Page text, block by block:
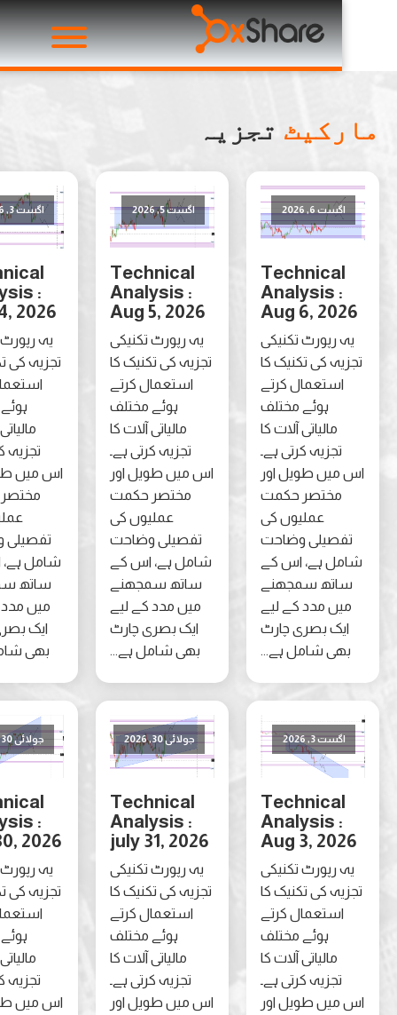
تجزیہ
Analysis :
Aug 6,
رپورٹ تکنیکی
کی تکنیک کا
کرتے
ہوئے مختلف
مالیاتی آلات کا
تجزیہ کرتی ہے۔
طویل اور
مختصر حکمت
عملیوں کی
وضاحت
ہے، اس کے
سمجھنے
مدد کے لیے
بصری چارٹ
شامل ہے...
Technical
Analysis :
Aug 5, 2026
یہ رپورٹ تکنیکی
تجزیہ کی تکنیک کا
استعمال کرتے
ہوئے مختلف
مالیاتی آلات کا
تجزیہ کرتی ہے۔
اس میں طویل اور
مختصر حکمت
عملیوں کی
تفصیلی وضاحت
شامل ہے، اس کے
ساتھ سمجھنے
میں مدد کے لیے
ایک بصری چارٹ
بھی شامل ہے...
Technical
Analysis :
Aug 4, 2026
یہ رپورٹ تکنیکی
تجزیہ کی تکنیک کا
استعمال کرتے
ہوئے مختلف
مالیاتی آلات کا
تجزیہ کرتی ہے۔
اس میں طویل اور
مختصر حکمت
عملیوں کی
تفصیلی وضاحت
شامل ہے، اس کے
ساتھ سمجھنے
میں مدد کے لیے
ایک بصری چارٹ
بھی شامل ہے...
Analysis :
Aug 3,
رپورٹ تکنیکی
کی تکنیک کا
کرتے
ہوئے مختلف
مالیاتی آلات کا
تجزیہ کرتی ہے۔
طویل اور
Technical
Analysis :
july 31, 2026
یہ رپورٹ تکنیکی
تجزیہ کی تکنیک کا
استعمال کرتے
ہوئے مختلف
مالیاتی آلات کا
تجزیہ کرتی ہے۔
اس میں طویل اور
Technical
Analysis :
july 30, 2026
یہ رپورٹ تکنیکی
تجزیہ کی تکنیک کا
استعمال کرتے
ہوئے مختلف
مالیاتی آلات کا
تجزیہ کرتی ہے۔
اس میں طویل اور